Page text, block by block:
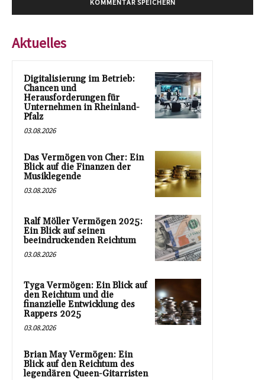
Aktuelles
Digitalisierung im Betrieb:
Chancen und
Herausforderungen für
Unternehmen in Rheinland-
Pfalz
03.08.2026
Das Vermögen von Cher: Ein
Blick auf die Finanzen der
Musiklegende
03.08.2026
Ralf Möller Vermögen 2025:
Ein Blick auf seinen
beeindruckenden Reichtum
03.08.2026
Tyga Vermögen: Ein Blick auf
den Reichtum und die
finanzielle Entwicklung des
Rappers 2025
03.08.2026
Brian May Vermögen: Ein
Blick auf den Reichtum des
legendären Queen-Gitarristen